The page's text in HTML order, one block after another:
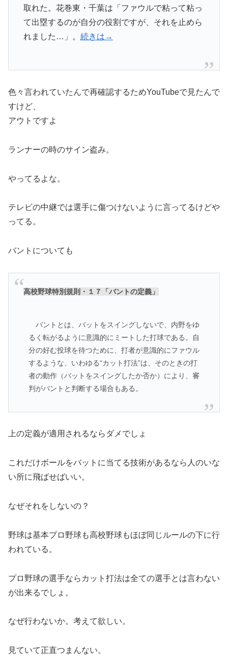
取れた。花巻東・千葉は「ファウルで粘って粘っ
て出塁するのが自分の役割ですが、それを止めら
れました…」。 続きは→
色々言われていたんで再確認するためYouTubeで見たんで
すけど、
アウトですよ
ランナーの時のサイン盗み。
やってるよな。
テレビの中継では選手に傷つけないように言ってるけどや
ってる。
バントについても
高校野球特別規則・１７「バントの定義」
バントとは、バットをスイングしないで、内野をゆ
るく転がるように意識的にミートした打球である。自
分の好む投球を待つために、打者が意識的にファウル
するような、いわゆる“カット打法”は、そのときの打
者の動作（バットをスイングしたか否か）により、審
判がバントと判断する場合もある。
上の定義が適用されるならダメでしょ
これだけボールをバットに当てる技術があるなら人のいな
い所に飛ばせばいい。
なぜそれをしないの？
野球は基本プロ野球も高校野球もほぼ同じルールの下に行
われている。
プロ野球の選手ならカット打法は全ての選手とは言わない
が出来るでしょ。
なぜ行わないか。考えて欲しい。
見ていて正直つまんない。